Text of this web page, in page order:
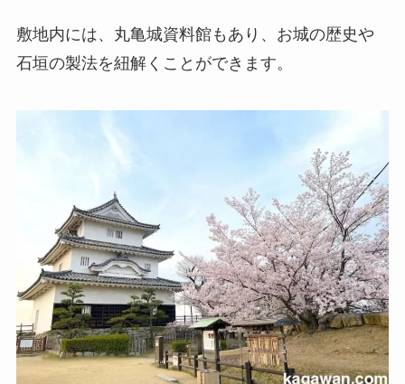
敷地内には、丸亀城資料館もあり、お城の歴史や
石垣の製法を紐解くことができます。